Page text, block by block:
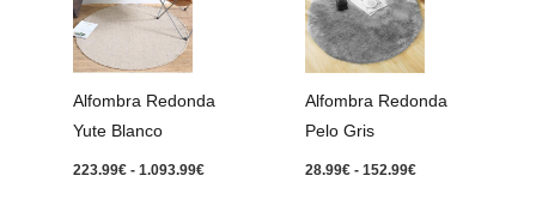
Alfombra Redonda
Yute Blanco
223.99€ - 1.093.99€
Alfombra Redonda
Pelo Gris
28.99€ - 152.99€
desde
28.99€
hasta
152.99€